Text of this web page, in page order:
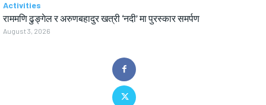
Activities
राममणि ढुङ्गेल र अरुणबहादुर खत्री ‘नदी’ मा पुरस्कार समर्पण
August 3, 2026